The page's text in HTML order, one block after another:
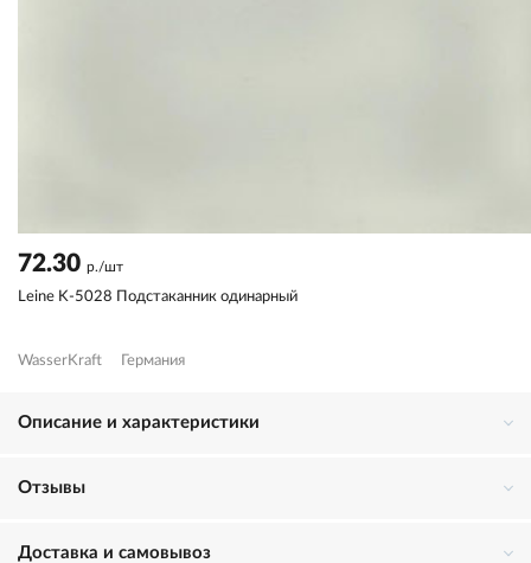
72.30 р./шт
Leine K-5028 Подстаканник одинарный
WasserKraft Германия
Описание и характеристики
Отзывы
Доставка и самовывоз